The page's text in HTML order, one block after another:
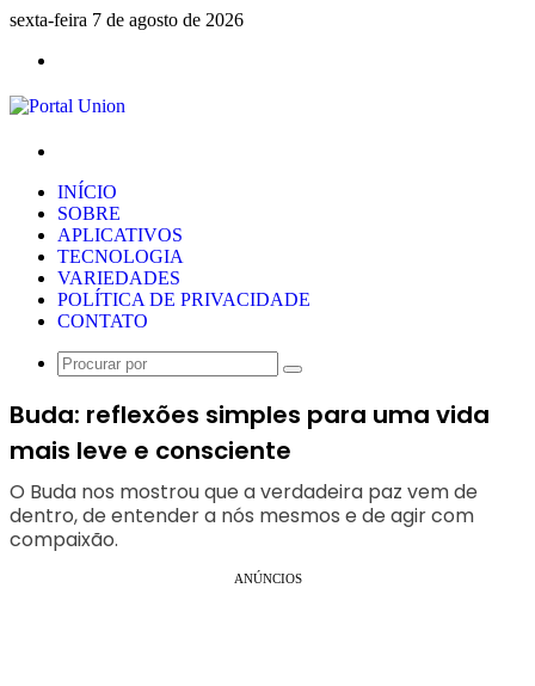
sexta-feira 7 de agosto de 2026
INÍCIO
SOBRE
APLICATIVOS
TECNOLOGIA
VARIEDADES
POLÍTICA DE PRIVACIDADE
CONTATO
Procurar
Buda: reflexões simples para uma vida
mais leve e consciente
O Buda nos mostrou que a verdadeira paz vem de
dentro, de entender a nós mesmos e de agir com
compaixão.
ANÚNCIOS